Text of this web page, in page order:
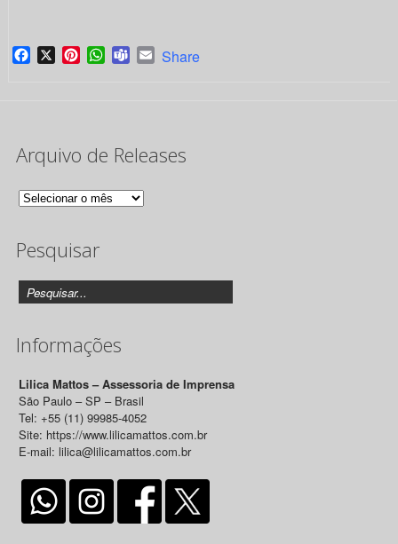
Facebook
X PinterestWhatsApp
TeamsEmail
Share
Arquivo de Releases
Arquivo
Releases
Pesquisar
Informações
Lilica Mattos – Assessoria de Imprensa
São Paulo – SP – Brasil
Tel: +55 (11) 99985-4052
Site: https://www.lilicamattos.com.br
E-mail: lilica@lilicamattos.com.br